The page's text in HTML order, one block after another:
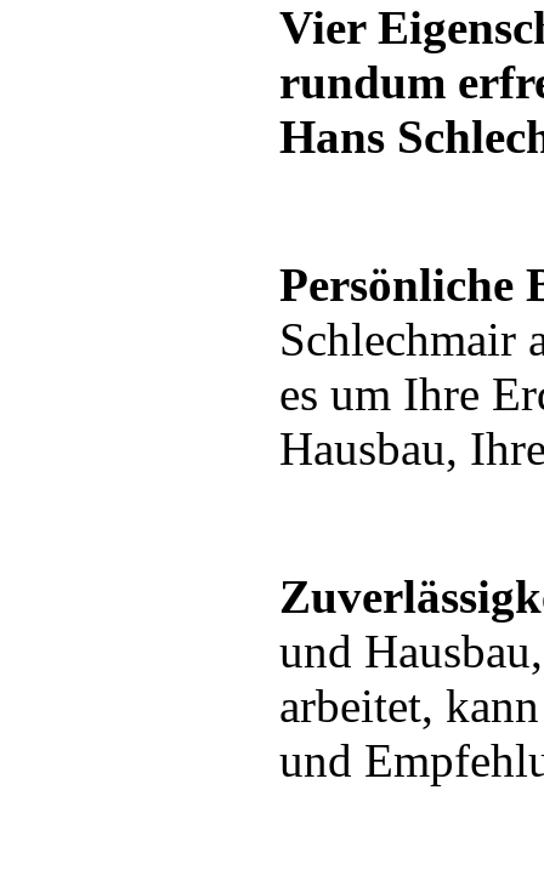
Vier
rundum
Hans
Persönliche
Schlechmair
es um Ihre
Hausbau,
und
arbeitet,
und